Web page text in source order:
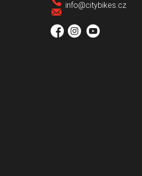
info@citybikes.cz